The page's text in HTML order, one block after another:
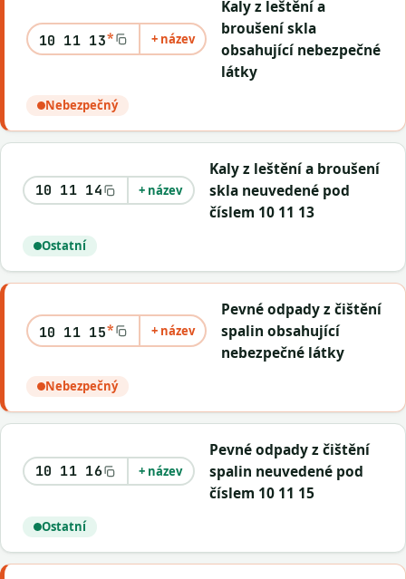
10 11 13* + název
Kaly z leštění a
broušení skla
obsahující nebezpečné
látky
Nebezpečný
10 11 14 + název
Kaly z leštění a broušení
skla neuvedené pod
číslem 10 11 13
Ostatní
10 11 15* + název
Pevné odpady z čištění
spalin obsahující
nebezpečné látky
Nebezpečný
10 11 16 + název
Pevné odpady z čištění
spalin neuvedené pod
číslem 10 11 15
Ostatní